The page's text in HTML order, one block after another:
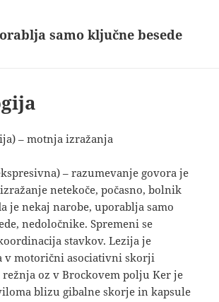
samo ključne besede
– motnja izražanja
– razumevanje govora je
netekoče, počasno, bolnik
je nekaj narobe, uporablja samo
nedoločnike. Spremeni se
stavkov. Lezija je
v motorični asociativni skorji
oz v Brockovem polju Ker je
blizu gibalne skorje in kapsule